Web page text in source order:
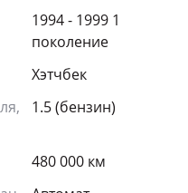
1994 - 1999 1
поколение
Хэтчбек
1.5 (бензин)
480 000 км